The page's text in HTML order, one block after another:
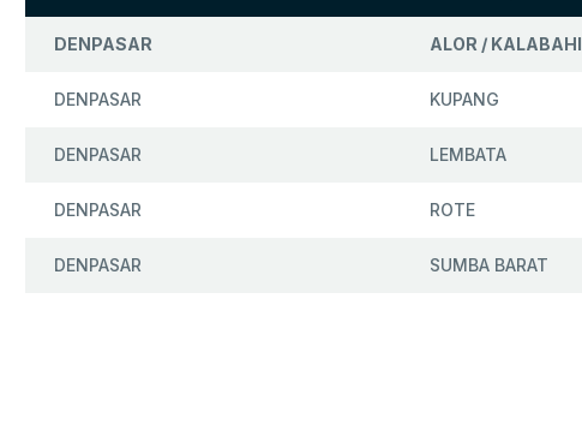
DENPASAR ALOR / KALABAHI
DENPASAR KUPANG
DENPASAR LEMBATA
DENPASAR ROTE
DENPASAR SUMBA BARAT